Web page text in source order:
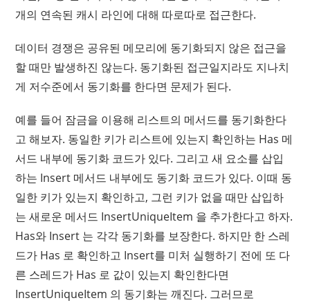
개의 연속된 캐시 라인에 대해 따로따로 접근한다.
데이터 경쟁은 공유된 메모리에 동기화되지 않은 접근을
할 때만 발생하진 않는다. 동기화된 접근일지라도 지나치
게 저수준에서 동기화를 한다면 문제가 된다.
예를 들어 잠금을 이용해 리스트의 메서드를 동기화한다
고 해보자. 동일한 키가 리스트에 있는지 확인하는 Has 메
서드 내부에 동기화 코드가 있다. 그리고 새 요소를 삽입
하는 Insert 메서드 내부에도 동기화 코드가 있다. 이때 동
일한 키가 있는지 확인하고, 그런 키가 없을 때만 삽입하
는 새로운 메서드 InsertUniqueItem 을 추가한다고 하자.
Has와 Insert 는 각각 동기화를 보장한다. 하지만 한 스레
드가 Has 로 확인하고 Insert를 미처 실행하기 전에 또 다
른 스레드가 Has 로 값이 있는지 확인한다면
InsertUniqueItem 의 동기화는 깨진다. 그러므로